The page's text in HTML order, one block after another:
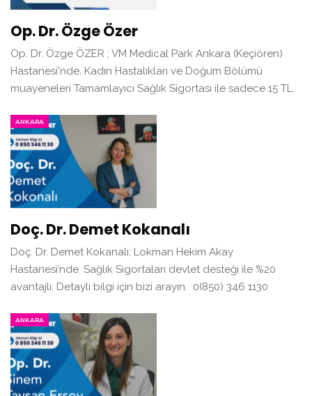
Op. Dr. Özge Özer
Op. Dr. Özge ÖZER ; VM Medical Park Ankara (Keçiören)
Hastanesi'nde. Kadın Hastalıkları ve Doğum Bölümü
muayeneleri Tamamlayıcı Sağlık Sigortası ile sadece 15 TL.
ANKARA
Doç. Dr. Demet Kokanalı
Doç. Dr. Demet Kokanalı; Lokman Hekim Akay
Hastanesi’nde. Sağlık Sigortaları devlet desteği ile %20
avantajlı. Detaylı bilgi için bizi arayın. 0(850) 346 1130
ANKARA